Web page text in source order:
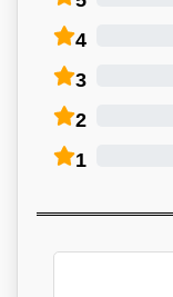
4
3
2
1